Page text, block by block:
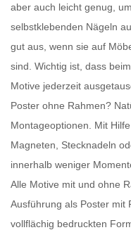
aber auch leicht genug,
selbstklebenden Nägeln
gut aus, wenn sie auf
sind. Wichtig ist, dass
Motive jederzeit
Poster ohne Rahmen?
Montageoptionen. Mit
Magneten, Stecknadeln
innerhalb weniger
Alle Motive mit und ohne
Ausführung als Poster mit
vollflächig bedruckten